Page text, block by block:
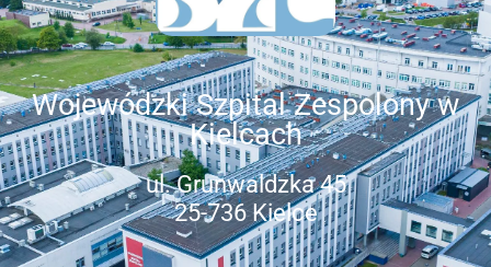
Wojewódzki Szpital Zespolony w
Kielcach
ul. Grunwaldzka 45
25-736 Kielce